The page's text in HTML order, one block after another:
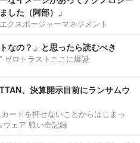
した（阿部）」
クスポージャーマネジメント
なの？」と思ったら読むべき
ゼロトラストここに爆誕
、決算開示目前にランサムウ
ードを押せないことからはじまっ
ェア 戦い全記録